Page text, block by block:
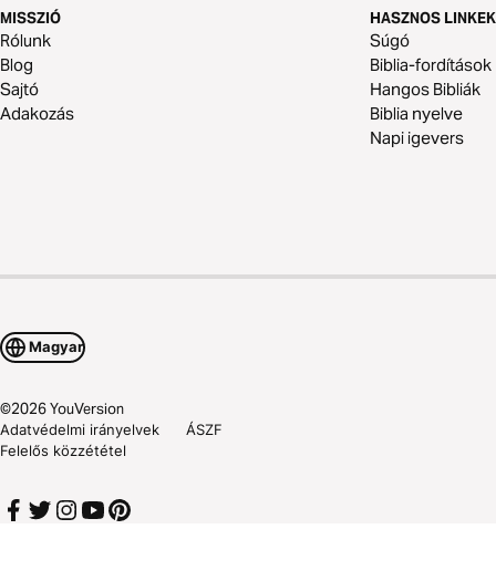
MISSZIÓ
Rólunk
Blog
Sajtó
Adakozás
HASZNOS LINKEK
Súgó
Biblia-fordítások
Hangos Bibliák
Biblia nyelve
Napi igevers
Magyar
©2026YouVersion
Adatvédelmi irányelvek
ÁSZF
Felelős közzététel